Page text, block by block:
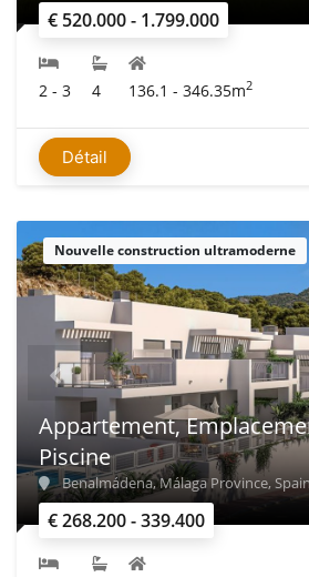
€ 520.000 - 1.799.000
2 - 3 4 136.1 - 346.35m2
Détail
Nouvelle construction ultramoderne
€ 268.200 - 339.400
Appartement,
Piscine
Benalmádena, Málaga Province,